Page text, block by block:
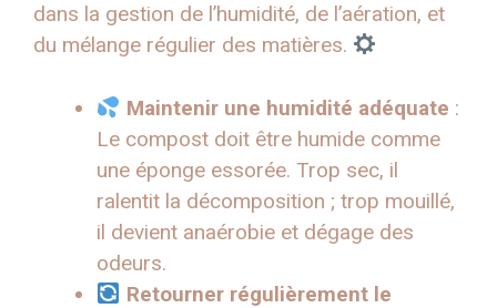
dans la gestion de l’humidité, de l’aération, et
du mélange régulier des matières.
Maintenir une humidité adéquate :
Le compost doit être humide comme
une éponge essorée. Trop sec, il
ralentit la décomposition ; trop mouillé,
il devient anaérobie et dégage des
odeurs.
Retourner régulièrement le